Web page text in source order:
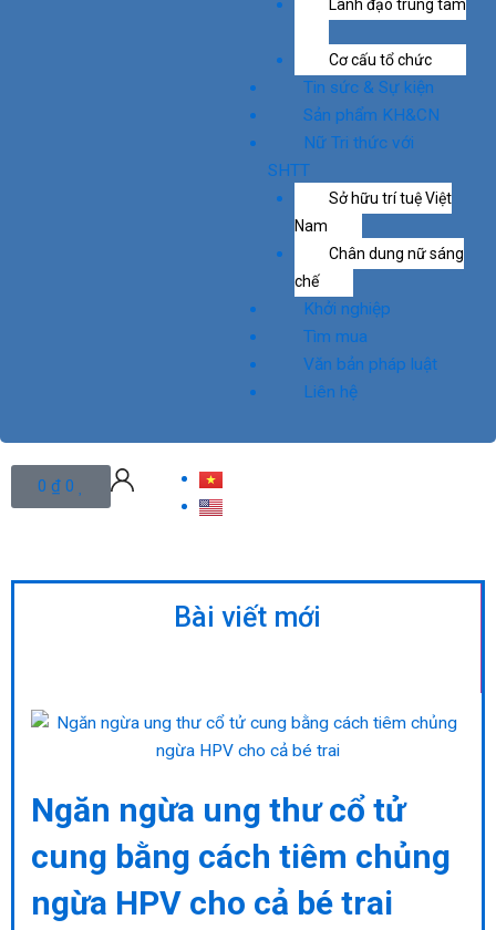
Lãnh đạo trung tâm
Cơ cấu tổ chức
Tin sức & Sự kiện
Sản phẩm KH&CN
Nữ Tri thức với
SHTT
Sở hữu trí tuệ Việt
Nam
Chân dung nữ sáng
chế
Khởi nghiệp
Tìm mua
Văn bản pháp luật
Liên hệ
0 ₫ 0
Cart
Bài viết mới
Ngăn ngừa ung thư cổ tử
cung bằng cách tiêm chủng
ngừa HPV cho cả bé trai